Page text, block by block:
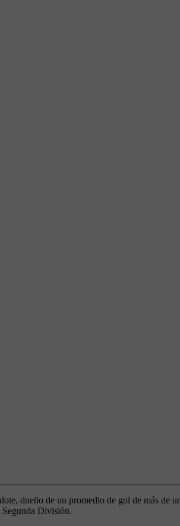
dueño de un promedio de gol de más de
Segunda División.